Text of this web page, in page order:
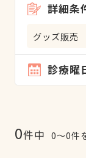
詳細条
グッズ販売
診療曜
0件中 0〜0件